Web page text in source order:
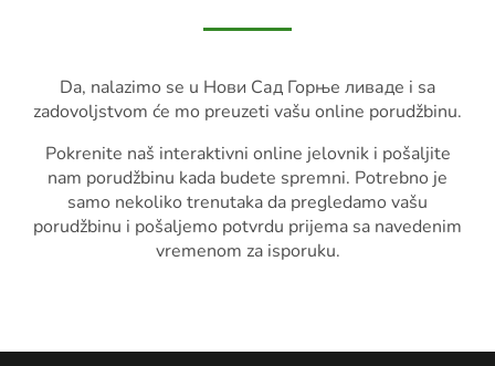
Da, nalazimo se u Нови Сад Горње ливаде i sa
zadovoljstvom će mo preuzeti vašu online porudžbinu.
Pokrenite naš interaktivni online jelovnik i pošaljite
nam porudžbinu kada budete spremni. Potrebno je
samo nekoliko trenutaka da pregledamo vašu
porudžbinu i pošaljemo potvrdu prijema sa navedenim
vremenom za isporuku.